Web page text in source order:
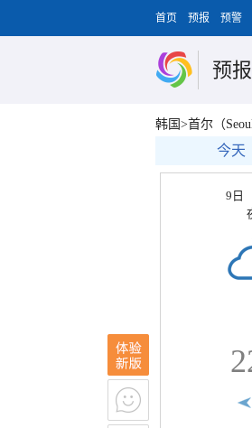
首页 预报 预警
预报
韩国>首尔（Seoul
今天
9日